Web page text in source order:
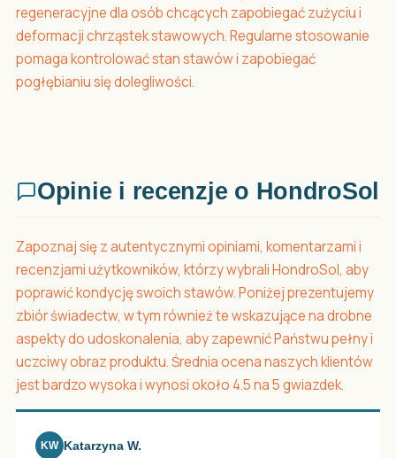
regeneracyjne dla osób chcących zapobiegać zużyciu i
deformacji chrząstek stawowych. Regularne stosowanie
pomaga kontrolować stan stawów i zapobiegać
pogłębianiu się dolegliwości.
Opinie i recenzje o HondroSol
Zapoznaj się z autentycznymi opiniami, komentarzami i
recenzjami użytkowników, którzy wybrali HondroSol, aby
poprawić kondycję swoich stawów. Poniżej prezentujemy
zbiór świadectw, w tym również te wskazujące na drobne
aspekty do udoskonalenia, aby zapewnić Państwu pełny i
uczciwy obraz produktu. Średnia ocena naszych klientów
jest bardzo wysoka i wynosi około 4.5 na 5 gwiazdek.
KW Katarzyna W.